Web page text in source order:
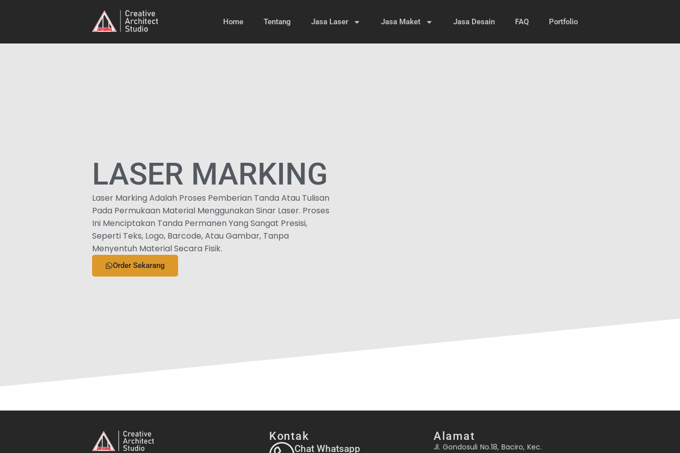
Home Tentang Jasa Laser Jasa Maket Jasa Desain FAQ Portfolio
LASER MARKING
Laser Marking Adalah Proses Pemberian Tanda Atau Tulisan
Pada Permukaan Material Menggunakan Sinar Laser. Proses
Ini Menciptakan Tanda Permanen Yang Sangat Presisi,
Seperti Teks, Logo, Barcode, Atau Gambar, Tanpa
Menyentuh Material Secara Fisik.
Order Sekarang
Kontak
Chat Whatsapp
Alamat
Jl. Gondosuli No.18, Baciro, Kec.